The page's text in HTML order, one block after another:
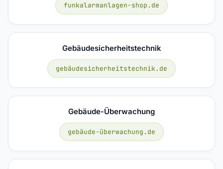
funkalarmanlagen-shop.de
Gebäudesicherheitstechnik
gebäudesicherheitstechnik.de
Gebäude-Überwachung
gebäude-überwachung.de